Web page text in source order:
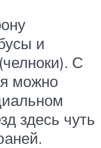
и
С
можно
здесь чуть